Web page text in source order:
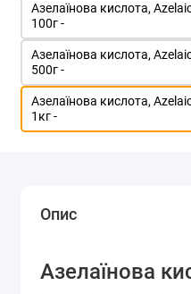
Азелаїнова кислота,
100г -
Азелаїнова кислота,
500г -
Азелаїнова кислота,
1кг -
Опис
Азелаїнова